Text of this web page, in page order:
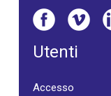
Utenti
Accesso